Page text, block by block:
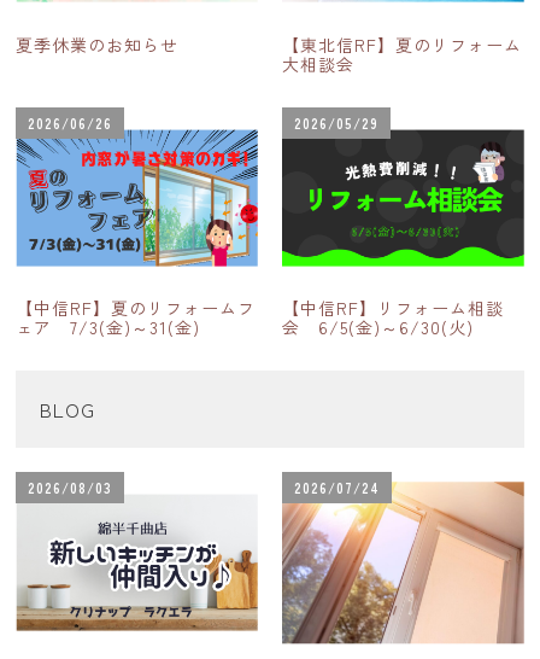
夏季休業のお知らせ
【東北信RF】夏のリフォーム
大相談会
2026/06/26
【中信RF】夏のリフォームフ
ェア 7/3(金)～31(金)
2026/05/29
【中信RF】リフォーム相談
会 6/5(金)～6/30(火)
BLOG
2026/08/03 2026/07/24